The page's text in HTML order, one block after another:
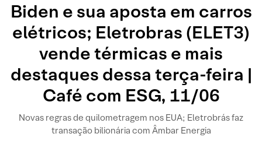
Biden e sua aposta em carros
elétricos; Eletrobras (ELET3)
vende térmicas e mais
destaques dessa terça-feira |
Café com ESG, 11/06
Novas regras de quilometragem nos EUA; Eletrobrás faz
transação bilionária com Âmbar Energia